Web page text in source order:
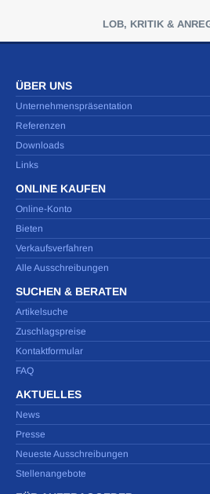
LOB, KRITIK &
ÜBER UNS
Unternehmenspräsentation
Referenzen
Downloads
Links
ONLINE KAUFEN
Online-Konto
Bieten
Verkaufsverfahren
Alle Ausschreibungen
SUCHEN & BERATEN
Artikelsuche
Zuschlagspreise
Kontaktformular
FAQ
AKTUELLES
News
Presse
Neueste Ausschreibungen
Stellenangebote